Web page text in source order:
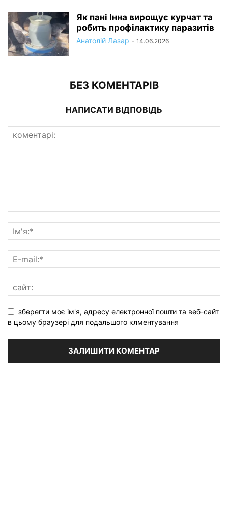
Як пані Інна вирощує курчат та
робить профілактику паразитів
Анатолій Лазар - 14.06.2026
БЕЗ КОМЕНТАРІВ
НАПИСАТИ ВІДПОВІДЬ
зберегти моє ім'я, адресу електронної пошти та веб-сайт
в цьому браузері для подальшого клментування